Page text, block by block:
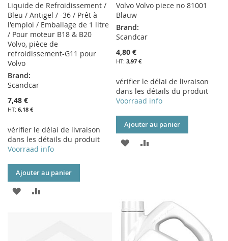
Liquide de Refroidissement /
Bleu / Antigel / -36 / Prêt à
l'emploi / Emballage de 1 litre
/ Pour moteur B18 & B20
Volvo, pièce de
refroidissement-G11 pour
Volvo
Brand:
Scandcar
7,48 €
6,18 €
vérifier le délai de livraison
dans les détails du produit
Voorraad info
Ajouter au panier
AJOUTER
Volvo Volvo piece no 81001
Blauw
Brand:
Scandcar
4,80 €
3,97 €
vérifier le délai de livraison
dans les détails du produit
Voorraad info
Ajouter au panier
AJOUTER
D’ENVIE